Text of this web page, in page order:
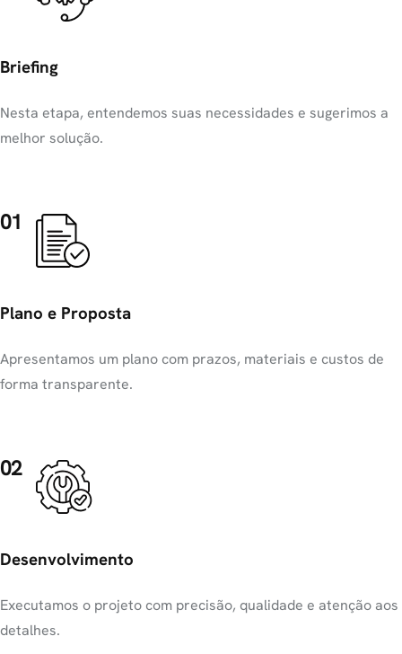
Briefing
Nesta etapa, entendemos suas necessidades e sugerimos a
melhor solução.
01
Plano e Proposta
Apresentamos um plano com prazos, materiais e custos de
forma transparente.
02
Desenvolvimento
Executamos o projeto com precisão, qualidade e atenção aos
detalhes.